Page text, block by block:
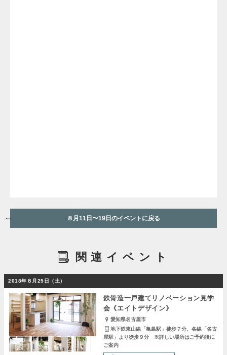
８月11日〜19日のイベントに戻る
関連イベント
2018年８月25日（土）
鉄骨造一戸建てリノベーション見学
会《エイトデザイン》
愛知県名古屋市
地下鉄東山線「亀島駅」徒歩７分、各線「名古
屋駅」より徒歩９分 ※詳しい場所はご予約後に
ご案内